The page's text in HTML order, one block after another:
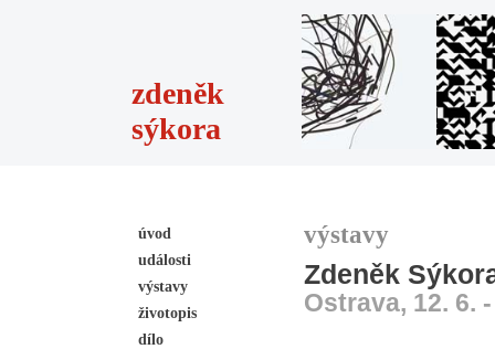
zdeněk
sýkora
úvod
události
výstavy
životopis
dílo
výstavy
Zdeněk
Ostrava, 12. 6.